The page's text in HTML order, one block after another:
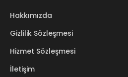
Hakkımızda
Gizlilik Sözleşmesi
Hizmet Sözleşmesi
İletişim